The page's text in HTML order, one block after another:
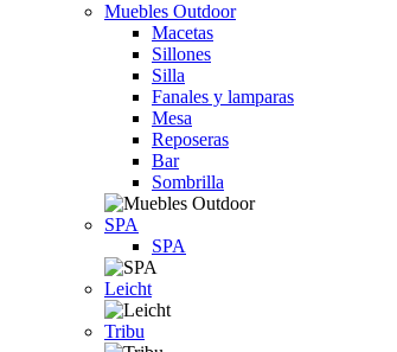
Muebles Outdoor
Macetas
Sillones
Silla
Fanales y lamparas
Mesa
Reposeras
Bar
Sombrilla
SPA
SPA
Leicht
Tribu